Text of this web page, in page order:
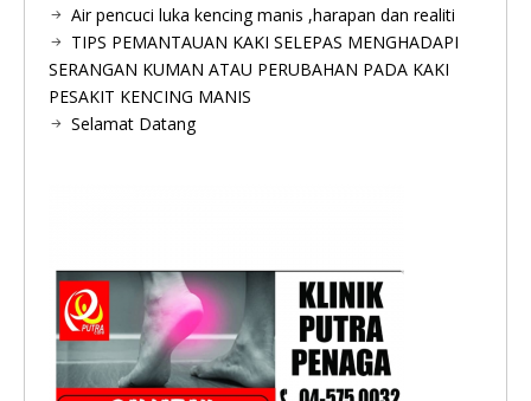
Air pencuci luka kencing manis ,harapan dan realiti
TIPS PEMANTAUAN KAKI SELEPAS MENGHADAPI
SERANGAN KUMAN ATAU PERUBAHAN PADA KAKI
PESAKIT KENCING MANIS
Selamat Datang